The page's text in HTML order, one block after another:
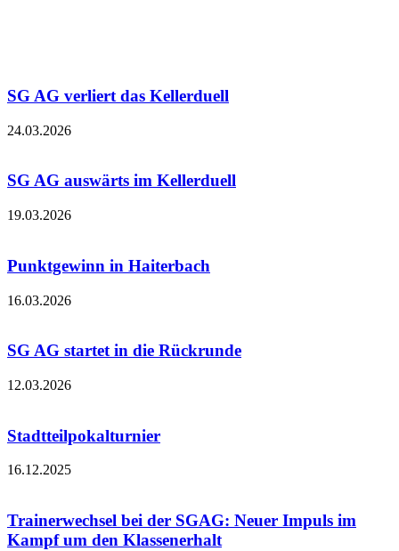
SG AG verliert das Kellerduell
24.03.2026
SG AG auswärts im Kellerduell
19.03.2026
Punktgewinn in Haiterbach
16.03.2026
SG AG startet in die Rückrunde
12.03.2026
Stadtteilpokalturnier
16.12.2025
Trainerwechsel bei der SGAG: Neuer Impuls im
Kampf um den Klassenerhalt